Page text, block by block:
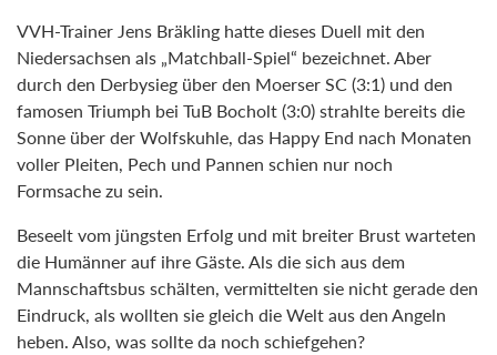
VVH-Trainer Jens Bräkling hatte dieses Duell mit den
Niedersachsen als „Matchball-Spiel“ bezeichnet. Aber
durch den Derbysieg über den Moerser SC (3:1) und den
famosen Triumph bei TuB Bocholt (3:0) strahlte bereits die
Sonne über der Wolfskuhle, das Happy End nach Monaten
voller Pleiten, Pech und Pannen schien nur noch
Formsache zu sein.
Beseelt vom jüngsten Erfolg und mit breiter Brust warteten
die Humänner auf ihre Gäste. Als die sich aus dem
Mannschaftsbus schälten, vermittelten sie nicht gerade den
Eindruck, als wollten sie gleich die Welt aus den Angeln
heben. Also, was sollte da noch schiefgehen?